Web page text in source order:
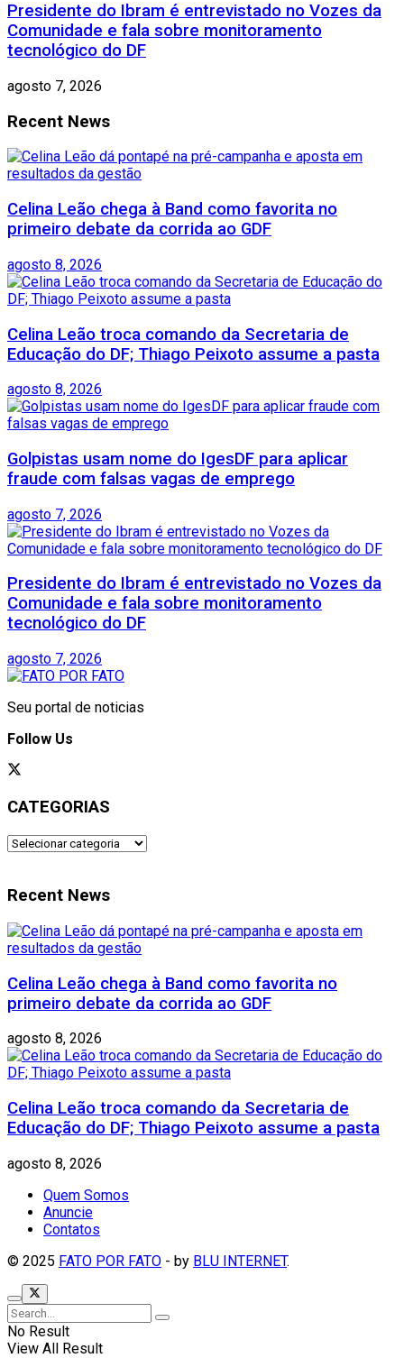
Presidente do Ibram é entrevistado no Vozes da
Comunidade e fala sobre monitoramento
tecnológico do DF
agosto 7, 2026
Recent News
Celina Leão chega à Band como favorita no
primeiro debate da corrida ao GDF
agosto 8, 2026
Celina Leão troca comando da Secretaria de
Educação do DF; Thiago Peixoto assume a pasta
agosto 8, 2026
Golpistas usam nome do IgesDF para aplicar
fraude com falsas vagas de emprego
agosto 7, 2026
Presidente do Ibram é entrevistado no Vozes da
Comunidade e fala sobre monitoramento
tecnológico do DF
agosto 7, 2026
Seu portal de noticias
Follow Us
CATEGORIAS
CATEGORIAS
Recent News
Celina Leão chega à Band como favorita no
primeiro debate da corrida ao GDF
agosto 8, 2026
Celina Leão troca comando da Secretaria de
Educação do DF; Thiago Peixoto assume a pasta
agosto 8, 2026
Quem Somos
Anuncie
Contatos
© 2025 FATO POR FATO - by BLU INTERNET.
No Result
View All Result